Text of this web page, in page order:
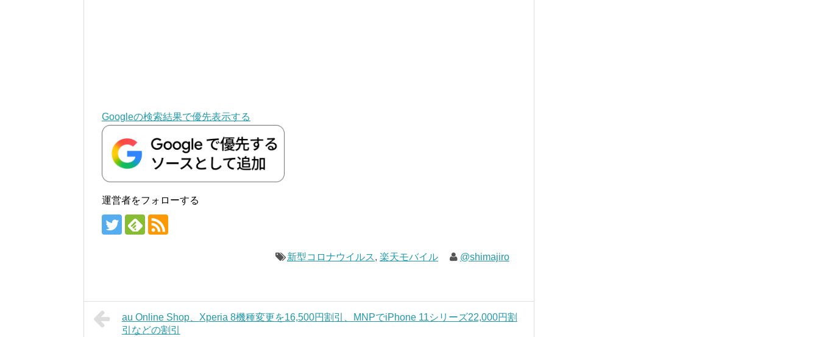
Googleの検索結果で優先表示する
運営者をフォローする
新型コロナウイルス,楽天モバイル @shimajiro
au Online Shop、Xperia 8機種変更を16,500円割引、MNPでiPhone 11シリーズ22,000円割
引などの割引